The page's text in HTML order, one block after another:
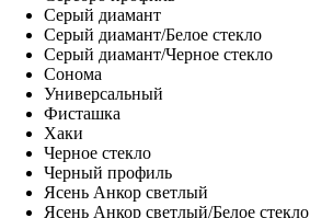
Серый диамант
Серый диамант/Белое стекло
Серый диамант/Черное стекло
Сонома
Универсальный
Фисташка
Хаки
Черное стекло
Черный профиль
Ясень Анкор светлый
Ясень Анкор светлый/Белое стекло